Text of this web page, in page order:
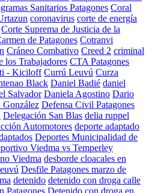
Sanitarios Patagones Coral
coronavirus corte de energía
Corte Suprema de Justicia de la
de Patagones Cotranvi
Cráneo Combativo Creed 2 criminal
los Trabajadores CTA Patagones
- Kiciloff Currú Leuvú Curza
Black Daniel Badié daniel
Salvador Daniela Agostino Dario
Defensa Civil Patagones
Delegación San Blas delia ruppel
Automotores deporte adaptado
Deportes Municipalidad de
Viedma vs Temperley
Viedma desborde cloacales en
Desfile Patagones marzo de
detenido detenido con droga calle
Patagones Detenido con droga en